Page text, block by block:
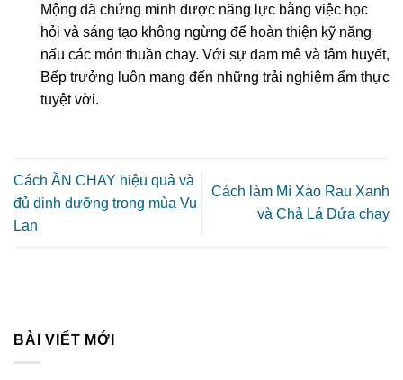
Mộng đã chứng minh được năng lực bằng việc học
hỏi và sáng tạo không ngừng để hoàn thiện kỹ năng
nấu các món thuần chay. Với sự đam mê và tâm huyết,
Bếp trưởng luôn mang đến những trải nghiệm ẩm thực
tuyệt vời.
Cách ĂN CHAY hiệu quả và
đủ dinh dưỡng trong mùa Vu
Lan
Cách làm Mì Xào Rau Xanh
và Chả Lá Dứa chay
BÀI VIẾT MỚI